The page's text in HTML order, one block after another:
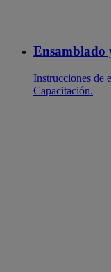
Ensamblado
Instrucciones de
Capacitación.